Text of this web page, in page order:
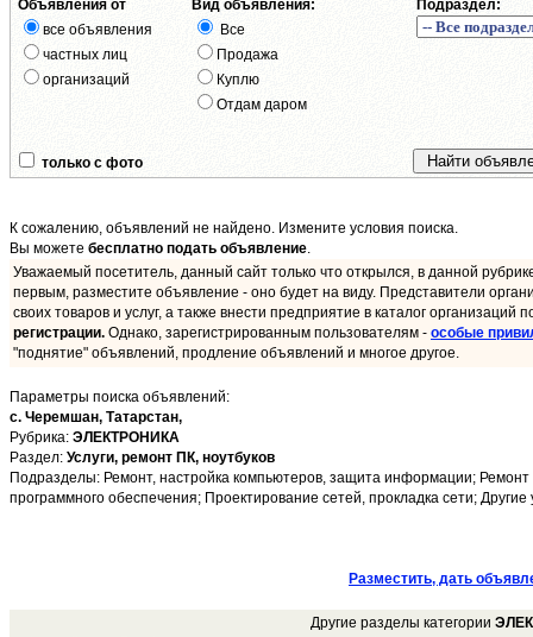
Объявления от
все объявления
частных лиц
организаций
Вид объявления:
Все
Продажа
Куплю
Отдам даром
Подраздел:
только с фото
К сожалению, объявлений не найдено. Измените условия поиска.
Вы можете бесплатно подать объявление.
Уважаемый посетитель, данный сайт только что открылся, в данной
первым, разместите объявление - оно будет на виду. Представители
своих товаров и услуг, а также внести предприятие в каталог организаций
регистрации. Однако, зарегистрированным пользователям - особые
"поднятие" объявлений, продление объявлений и многое другое.
Параметры поиска объявлений:
с. Черемшан, Татарстан,
Рубрика: ЭЛЕКТРОНИКА
Раздел: Услуги, ремонт ПК, ноутбуков
Подразделы: Ремонт, настройка компьютеров, защита информации; Ремонт
программного обеспечения; Проектирование сетей, прокладка сети; Другие
Разместить, дать
Другие разделы категории